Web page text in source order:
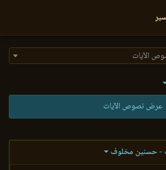
الآيات
عرض نصوص الآيات
- حسنين مخلوف